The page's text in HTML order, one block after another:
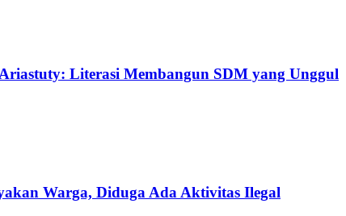
Literasi Membangun SDM yang Unggul
Warga, Diduga Ada Aktivitas Ilegal